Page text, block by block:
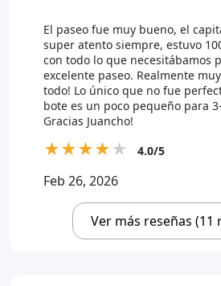
El paseo fue muy bueno, el
super atento siempre, estuvo
con todo lo que necesitábamos
excelente paseo. Realmente
todo! Lo único que no fue
bote es un poco pequeño para
Gracias Juancho!
★★★★★ 4.0/5
Feb 26, 2026
Ver más reseñas (11